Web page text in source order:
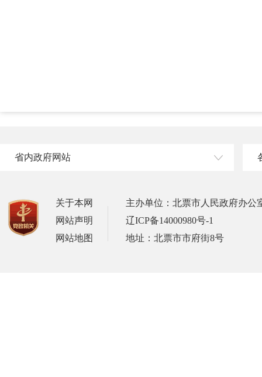
省内政府网站
关于本网
网站声明
网站地图
主办单位：北票市人民政府办公
辽ICP备14000980号-1
地址：北票市市府街8号